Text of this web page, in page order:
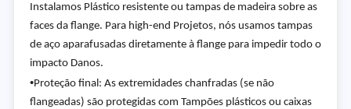
Instalamos Plástico resistente ou tampas de madeira sobre as
faces da flange. Para high-end Projetos, nós usamos tampas
de aço aparafusadas diretamente à flange para impedir todo o
impacto Danos.
•Proteção final: As extremidades chanfradas (se não
flangeadas) são protegidas com Tampões plásticos ou caixas